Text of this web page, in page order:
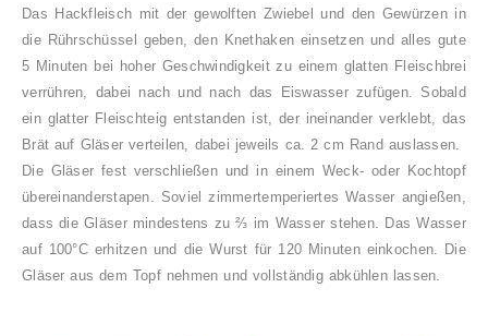
Das Hackfleisch mit der gewolften Zwiebel und den Gewürzen in
die Rührschüssel geben, den Knethaken einsetzen und alles gute
5 Minuten bei hoher Geschwindigkeit zu einem glatten Fleischbrei
verrühren, dabei nach und nach das Eiswasser zufügen. Sobald
ein glatter Fleischteig entstanden ist, der ineinander verklebt, das
Brät auf Gläser verteilen, dabei jeweils ca. 2 cm Rand auslassen.
Die Gläser fest verschließen und in einem Weck- oder Kochtopf
übereinanderstapen. Soviel zimmertemperiertes Wasser angießen,
dass die Gläser mindestens zu ⅔ im Wasser stehen. Das Wasser
auf 100°C erhitzen und die Wurst für 120 Minuten einkochen. Die
Gläser aus dem Topf nehmen und vollständig abkühlen lassen.